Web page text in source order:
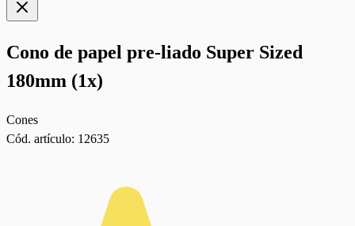
Cono de papel pre-liado Super Sized
180mm (1x)
Cones
Cód. artículo: 12635